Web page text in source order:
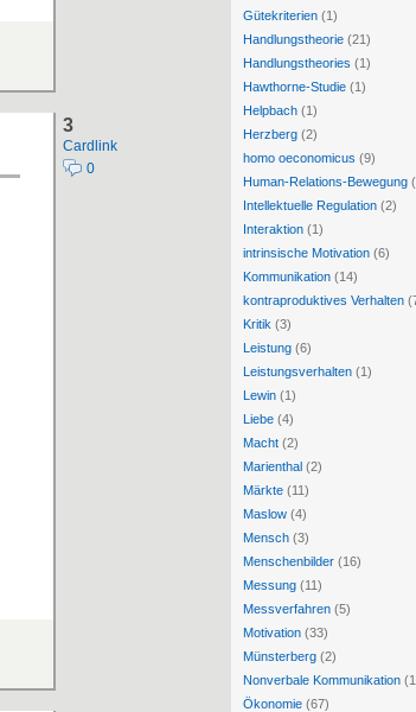
3
Cardlink
0
Gütekriterien (1)
Handlungstheorie (21)
Handlungstheories (1)
Hawthorne-Studie (1)
Helpbach (1)
Herzberg (2)
homo oeconomicus (9)
Human-Relations-Bewegung
Intellektuelle Regulation (2)
Interaktion (1)
intrinsische Motivation (6)
Kommunikation (14)
kontraproduktives Verhalten
Kritik (3)
Leistung (6)
Leistungsverhalten (1)
Lewin (1)
Liebe (4)
Macht (2)
Marienthal (2)
Märkte (11)
Maslow (4)
Mensch (3)
Menschenbilder (16)
Messung (11)
Messverfahren (5)
Motivation (33)
Münsterberg (2)
Nonverbale Kommunikation
Ökonomie (67)